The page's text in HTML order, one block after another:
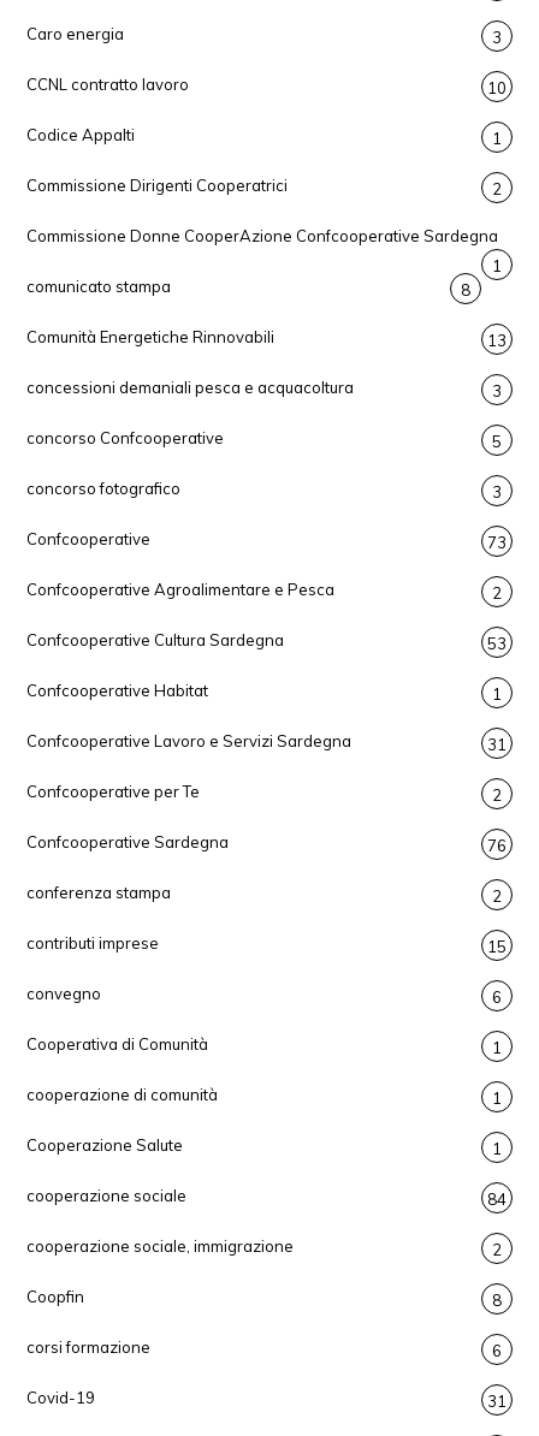
Caro energia 3
CCNL contratto lavoro 10
Codice Appalti 1
Commissione Dirigenti Cooperatrici 2
Commissione Donne CooperAzione Confcooperative Sardegna
1
comunicato stampa
8
Comunità Energetiche Rinnovabili 13
concessioni demaniali pesca e acquacoltura 3
concorso Confcooperative 5
concorso fotografico 3
Confcooperative 73
Confcooperative Agroalimentare e Pesca 2
Confcooperative Cultura Sardegna 53
Confcooperative Habitat 1
Confcooperative Lavoro e Servizi Sardegna 31
Confcooperative per Te 2
Confcooperative Sardegna 76
conferenza stampa 2
contributi imprese 15
convegno 6
Cooperativa di Comunità 1
cooperazione di comunità 1
Cooperazione Salute 1
cooperazione sociale 84
cooperazione sociale, immigrazione 2
Coopfin 8
corsi formazione 6
Covid-19 31